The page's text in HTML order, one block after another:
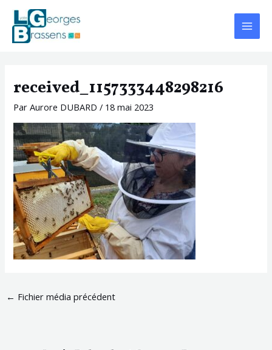
Aller
contenu
Main
Menu
received_1157333448298216
ParAurore DUBARD/ 18 mai 2023
Navigation
des
articles
← Fichier média précédent